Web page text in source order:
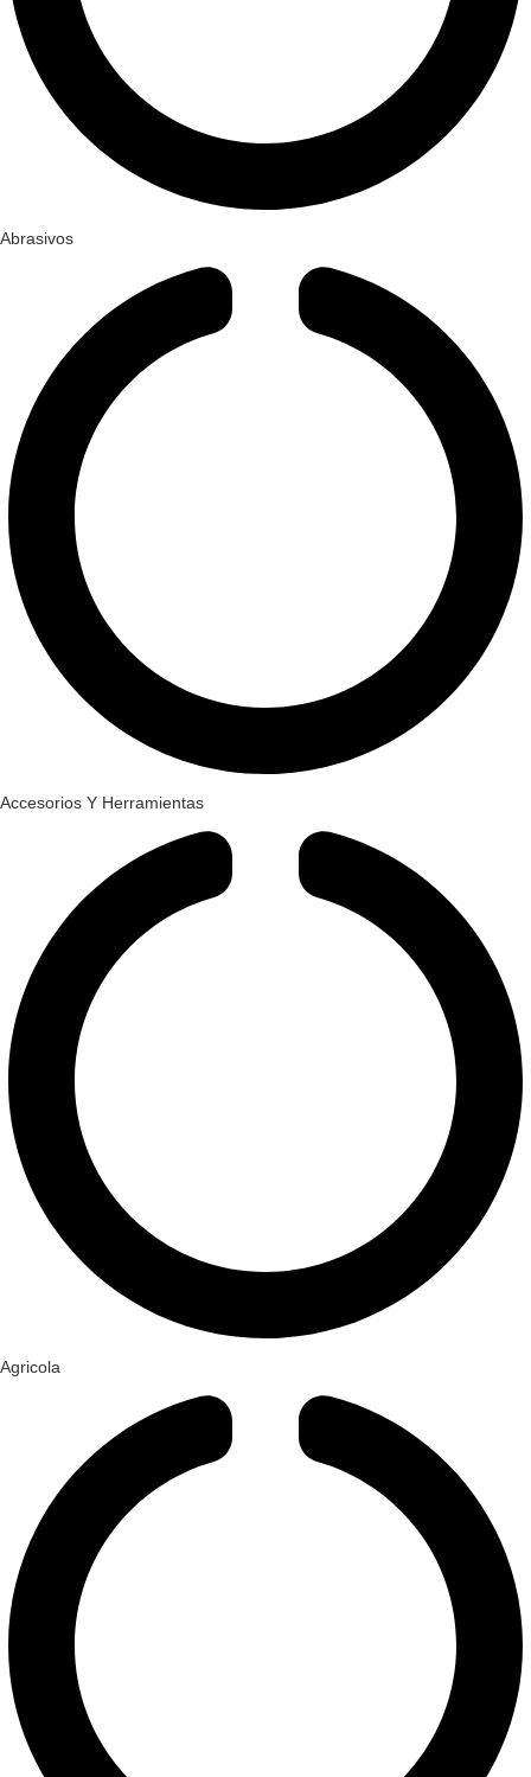
Abrasivos
Accesorios Y Herramientas
Agricola